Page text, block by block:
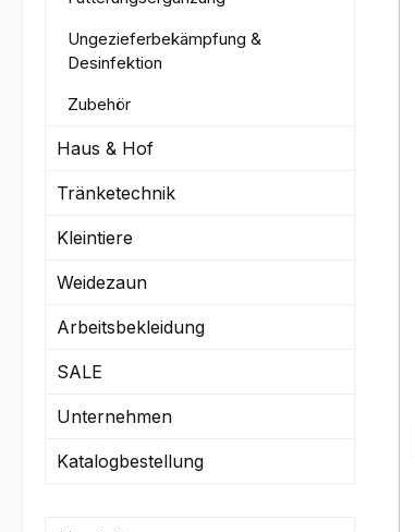
Ungezieferbekämpfung &
Desinfektion
Zubehör
Haus & Hof
Tränketechnik
Kleintiere
Weidezaun
Arbeitsbekleidung
SALE
Unternehmen
Katalogbestellung